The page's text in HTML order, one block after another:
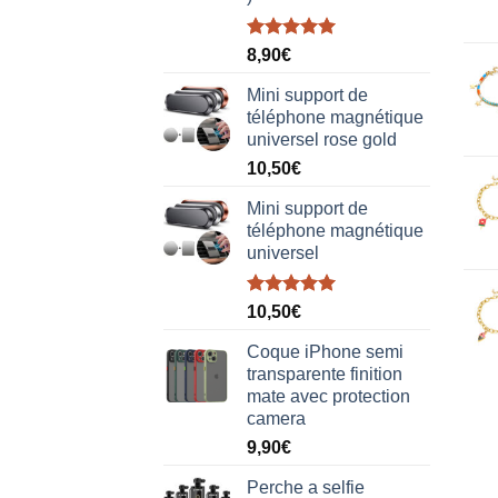
Note5.00
8,90€
Mini support de
téléphone magnétique
universel rose gold
10,50€
Mini support de
téléphone magnétique
universel
Note5.00
10,50€
Coque iPhone semi
transparente finition
mate avec protection
camera
9,90€
Perche a selfie